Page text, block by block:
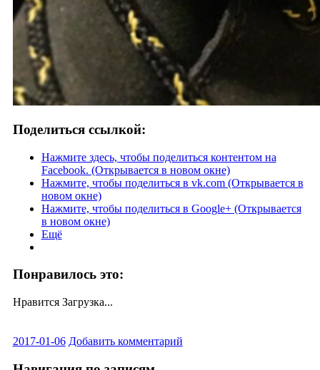
Поделиться ссылкой:
Нажмите здесь, чтобы поделиться контентом на
Facebook. (Открывается в новом окне)
Нажмите, чтобы поделиться в vk.com (Открывается в
новом окне)
Нажмите, чтобы поделиться в Google+ (Открывается
в новом окне)
Ещё
Понравилось это:
Нравится Загрузка...
2017-01-06 Добавить комментарий